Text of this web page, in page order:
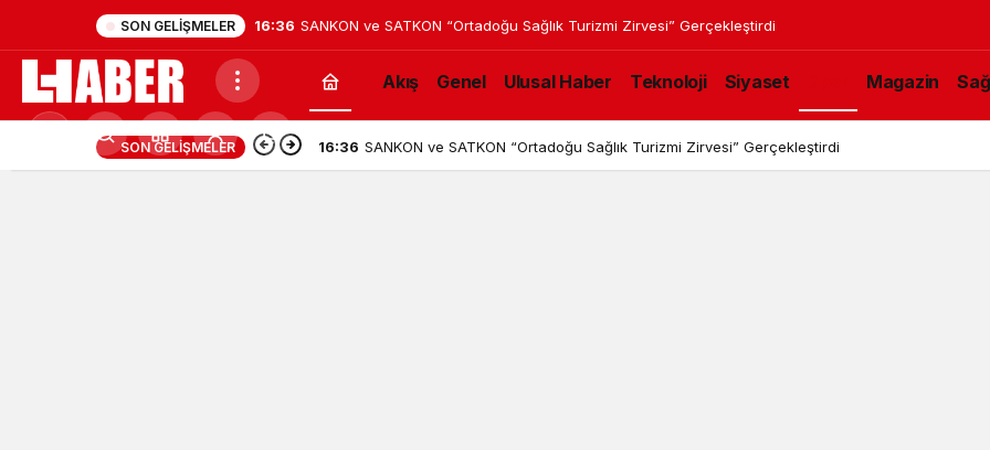
SON GELIŞMELER 16:36 SANKON ve SATKON “Ortadoğu Sağlık Turizmi Zirvesi” Gerçekleştirdi
Akış Genel Ulusal Haber Teknoloji Siyaset Magazin
değiştir
SON GELIŞMELER 16:36 SANKON ve SATKON “Ortadoğu Sağlık Turizmi Zirvesi” Gerçekleştirdi